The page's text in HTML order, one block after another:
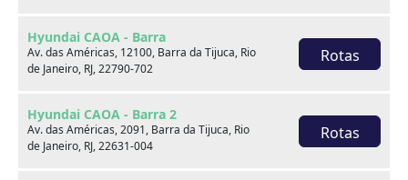
Hyundai CAOA - Barra
Av. das Américas, 12100, Barra da Tijuca, Rio
de Janeiro, RJ, 22790-702
Rotas
Hyundai CAOA - Barra 2
Av. das Américas, 2091, Barra da Tijuca, Rio
de Janeiro, RJ, 22631-004
Rotas